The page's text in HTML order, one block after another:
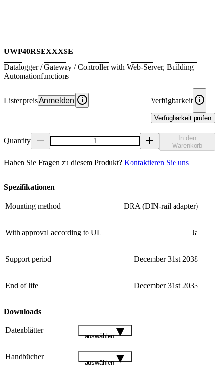
UWP40RSEXXXSE
Datalogger / Gateway / Controller with Web-Server, Building
Automationfunctions
ListenpreisAnmelden Verfügbarkeit
Verfügbarkeit prüfen
Quantity
In den
Warenkorb
Haben Sie Fragen zu diesem Produkt? Kontaktieren Sie uns
Spezifikationen
Mounting method DRA (DIN-rail adapter)
With approval according to UL Ja
Support period December 31st 2038
End of life December 31st 2033
Downloads
Datenblätter
auswählen
Handbücher
auswählen